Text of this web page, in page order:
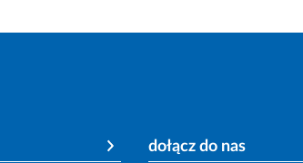
dołącz do nas